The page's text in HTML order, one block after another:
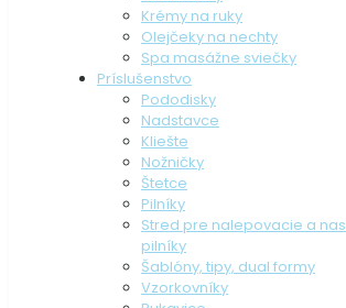
Krémy na ruky
Olejčeky na nechty
Spa masážne sviečky
Príslušenstvo
Pododisky
Nadstavce
Kliešte
Nožničky
Štetce
Pilníky
Stred pre nalepovacie a
pilníky
Šablóny, tipy, dual formy
Vzorkovníky